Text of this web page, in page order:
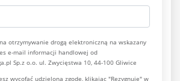
otrzymywanie drogą elektroniczną na wskazany
e-mail informacji handlowej od
Sp.z o.o. ul. Zwycięstwa 10, 44-100 Gliwice
wycofać udzieloną zgodę, klikając "Rezygnuję" w